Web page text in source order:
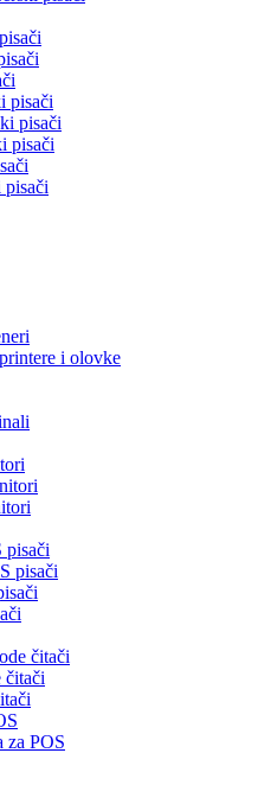
pisači
pisači
pisači
pisači
i olovke
pisači
pisači
čitači
čitači
za POS